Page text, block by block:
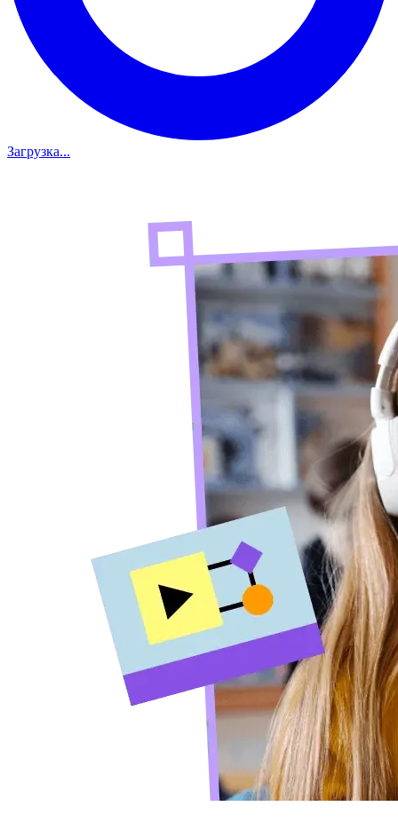
Загрузка...